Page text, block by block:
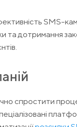
SMS-
та дотримання
спростити